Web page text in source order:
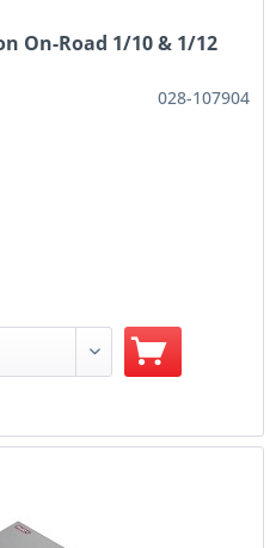
On-Road 1/10 & 1/12
028-107904